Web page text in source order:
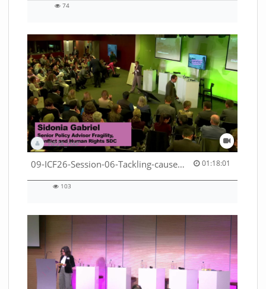
74
DEZA_HAF
09-ICF26-Session-06-Tackling-causes-of-crises-not-symptoms-53529531690001791 01:18:01
01:18:01 duration
103